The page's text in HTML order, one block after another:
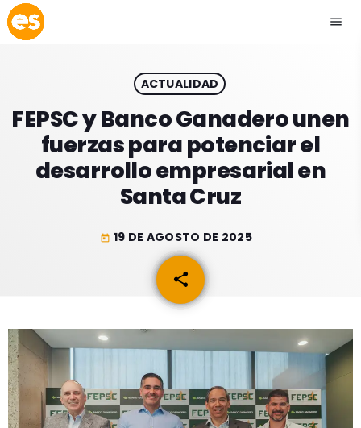
menu
play_arrow EMISIÓN LA PAZ
play_arrow EMISIÓN COCHABAMBA
ESLATINO NEWS
ESPECTÁCULOS
GEEKERS
MÚSICA
ENTRETENIMIENTO
INICIO
RADIO SPLENDID
ACTUALIDAD
FEPSC y Banco Ganadero unen
fuerzas para potenciar el
desarrollo empresarial en
Santa Cruz
today 19 DE AGOSTO DE 2025
share
email